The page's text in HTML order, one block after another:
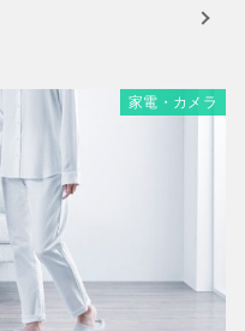
家電・カメラ